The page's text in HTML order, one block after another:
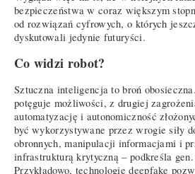
bezpieczeństwa w coraz większym
od rozwiązań cyfrowych, o których
dyskutowali jedynie futuryści.
Co widzi robot?
Sztuczna inteligencja to broń
potęguje możliwości, z drugiej
automatyzację i autonomiczność
być wykorzystywane przez wrogie siły
obronnych, manipulacji informacjami i
infrastrukturą krytyczną – podkreśla
Przykładowo, technologie deepfake